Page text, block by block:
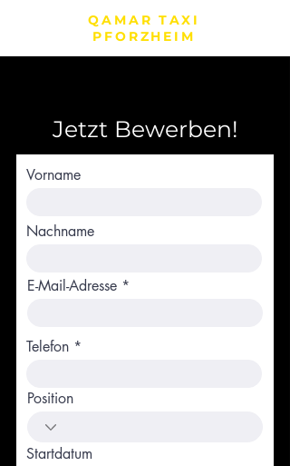
QAMAR TAXI
PFORZHEIM
Jetzt Bewerben!
Vorname
Nachname
E-Mail-Adresse
Telefon
Position
Startdatum